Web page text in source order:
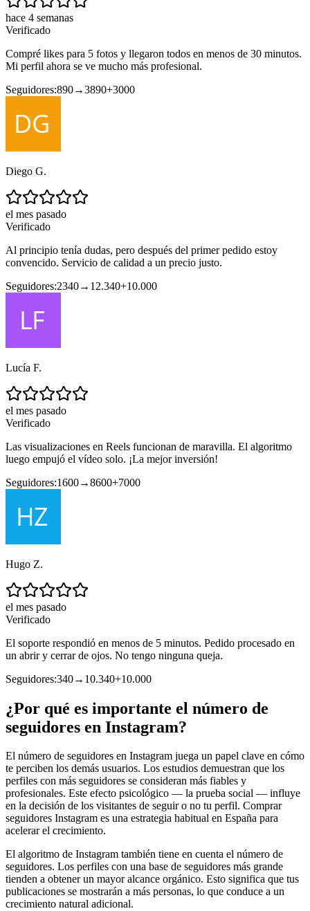
hace 4 semanas
Verificado
Compré likes para 5 fotos y llegaron todos en menos de 30 minutos.
Mi perfil ahora se ve mucho más profesional.
Seguidores:890→3890+3000
Diego G.
el mes pasado
Verificado
Al principio tenía dudas, pero después del primer pedido estoy
convencido. Servicio de calidad a un precio justo.
Seguidores:2340→ 12.340+10.000
Lucía F.
el mes pasado
Verificado
Las visualizaciones en Reels funcionan de maravilla. El algoritmo
luego empujó el vídeo solo. ¡La mejor inversión!
Seguidores:1600→8600+7000
Hugo Z.
el mes pasado
Verificado
El soporte respondió en menos de 5 minutos. Pedido procesado en
un abrir y cerrar de ojos. No tengo ninguna queja.
Seguidores:340→ 10.340+10.000
¿Por qué es importante el número de
seguidores en Instagram?
El número de seguidores en Instagram juega un papel clave en cómo
te perciben los demás usuarios. Los estudios demuestran que los
perfiles con más seguidores se consideran más fiables y
profesionales. Este efecto psicológico — la prueba social — influye
en la decisión de los visitantes de seguir o no tu perfil. Comprar
seguidores Instagram es una estrategia habitual en España para
acelerar el crecimiento.
El algoritmo de Instagram también tiene en cuenta el número de
seguidores. Los perfiles con una base de seguidores más grande
tienden a obtener un mayor alcance orgánico. Esto significa que tus
publicaciones se mostrarán a más personas, lo que conduce a un
crecimiento natural adicional.